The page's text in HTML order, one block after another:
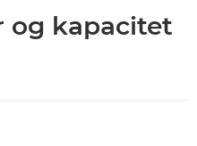
og kapacitet